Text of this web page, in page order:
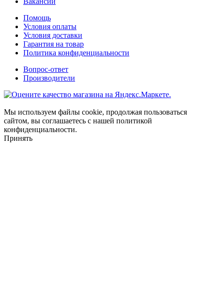
Помощь
Условия оплаты
Условия доставки
Гарантия на товар
Политика конфиденциальности
Вопрос-ответ
Производители
Мы используем файлы cookie, продолжая пользоваться
сайтом, вы соглашаетесь с нашей политикой
конфиденциальности.
Принять